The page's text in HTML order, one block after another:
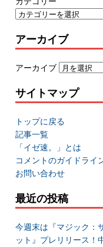
アーカイブ
アーカイブ
サイトマップ
トップに戻る
記事一覧
「イゼ速。」とは
コメントのガイドライ
お問い合わせ
最近の投稿
今週末は『マジック：
ット』プレリリース！